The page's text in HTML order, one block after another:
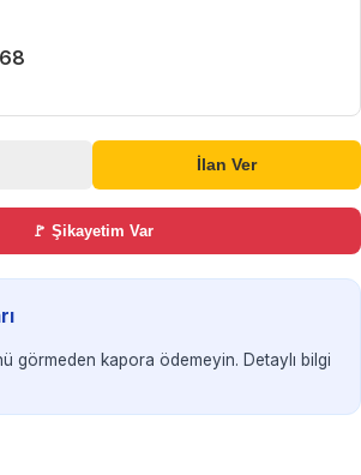
İlan Ver
🚩 Şikayetim Var
görmeden kapora ödemeyin. Detaylı bilgi